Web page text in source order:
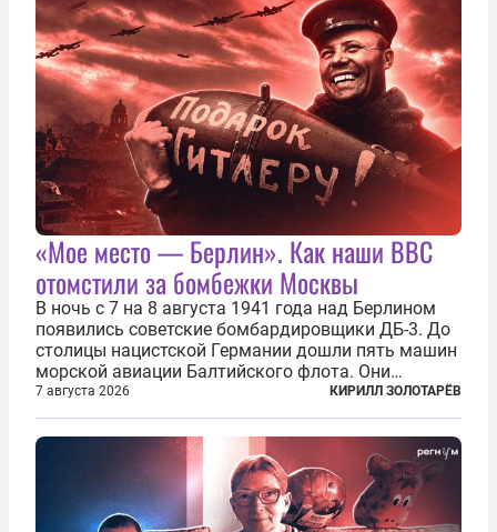
«Мое место — Берлин». Как наши ВВС
отомстили за бомбежки Москвы
В ночь с 7 на 8 августа 1941 года над Берлином
появились советские бомбардировщики ДБ-3. До
столицы нацистской Германии дошли пять машин
морской авиации Балтийского флота. Они
сбросили бомбы на город, который в тот момент
жил в полной уверенности, что война идет где-то
далеко на востоке, Красная...
7 августа 2026 КИРИЛЛ ЗОЛОТАРЁВ